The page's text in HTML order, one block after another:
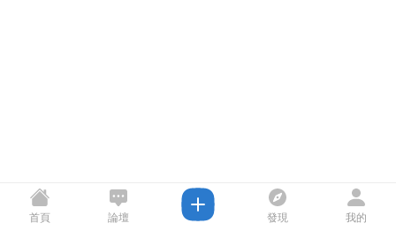
首頁 論壇 發現 我的